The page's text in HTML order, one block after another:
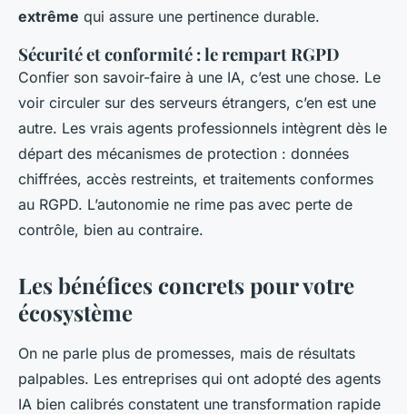
extrême qui assure une pertinence durable.
Sécurité et conformité : le rempart RGPD
Confier son savoir-faire à une IA, c’est une chose. Le
voir circuler sur des serveurs étrangers, c’en est une
autre. Les vrais agents professionnels intègrent dès le
départ des mécanismes de protection : données
chiffrées, accès restreints, et traitements conformes
au RGPD. L’autonomie ne rime pas avec perte de
contrôle, bien au contraire.
Les bénéfices concrets pour votre
écosystème
On ne parle plus de promesses, mais de résultats
palpables. Les entreprises qui ont adopté des agents
IA bien calibrés constatent une transformation rapide